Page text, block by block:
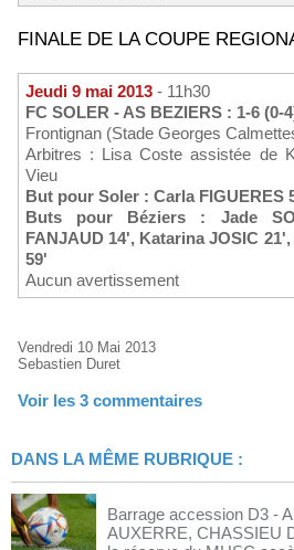
FINALE DE LA COUPE
Jeudi 9 mai 2013 - 11h30
FC SOLER - AS BEZIERS : 1-6 (0-
Frontignan (Stade Georges
Arbitres : Lisa Coste assistée de
Vieu
But pour Soler : Carla FIGUERES
Buts pour Béziers : Jade
FANJAUD 14', Katarina JOSIC
59'
Aucun avertissement
Vendredi 10 Mai 2013
Sebastien Duret
Voir les 3 commentaires
DANS LA MÊME RUBRIQUE :
Barrage accession D3 -
AUXERRE, CHASSIEU